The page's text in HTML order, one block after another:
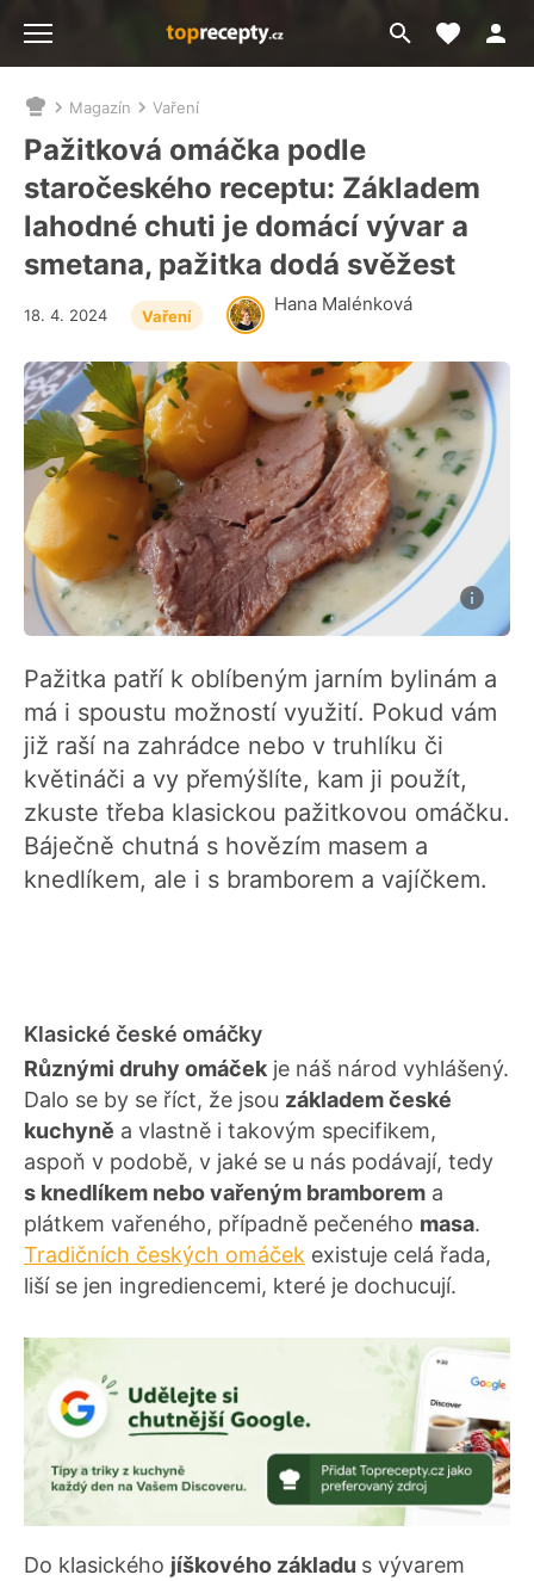
Přejít
na
Moje
Nacházíte
se
zde:
Magazín Vaření
Pažitková omáčka podle
staročeského receptu: Základem
lahodné chuti je domácí vývar a
smetana, pažitka dodá svěžest
Hana Malénková
18. 4. 2024 Vaření
Pažitka patří k oblíbeným jarním bylinám a
má i spoustu možností využití. Pokud vám
již raší na zahrádce nebo v truhlíku či
květináči a vy přemýšlíte, kam ji použít,
zkuste třeba klasickou pažitkovou omáčku.
Báječně chutná s hovězím masem a
knedlíkem, ale i s bramborem a vajíčkem.
Klasické české omáčky
Různými druhy omáček je náš národ vyhlášený.
Dalo se by se říct, že jsou základem české
kuchyně a vlastně i takovým specifikem,
aspoň v podobě, v jaké se u nás podávají, tedy
s knedlíkem nebo vařeným bramborem a
plátkem vařeného, případně pečeného masa.
Tradičních českých omáček existuje celá řada,
liší se jen ingrediencemi, které je dochucují.
Do klasického jíškového základu s vývarem